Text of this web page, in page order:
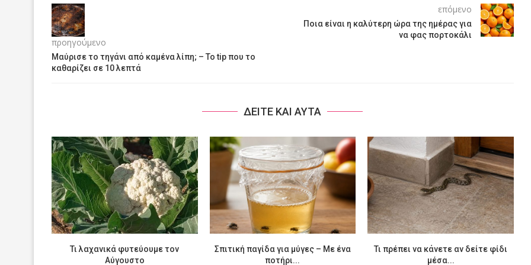
προηγούμενο
Μαύρισε το τηγάνι από καμένα λίπη; – Το tip που το
καθαρίζει σε 10 λεπτά
επόμενο
Ποια είναι η καλύτερη ώρα της ημέρας για
να φας πορτοκάλι
ΔΕΙΤΕ ΚΑΙ ΑΥΤΑ
Τι λαχανικά φυτεύουμε τον
Αύγουστο
Σπιτική παγίδα για μύγες – Με ένα
ποτήρι...
Τι πρέπει να κάνετε αν δείτε φίδι
μέσα...